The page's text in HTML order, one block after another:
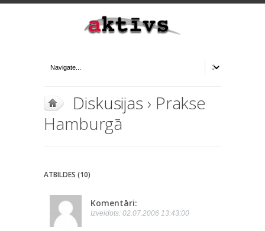
Diskusijas › Prakse
Hamburgā
ATBILDES (10)
Komentāri:
Izveidots: 02.07.2006 13:43:00